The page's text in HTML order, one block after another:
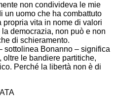
non condivideva le mie
un uomo che ha combattuto
propria vita in nome di valori
democrazia, non può e non
di schieramento.
sottolinea Bonanno – significa
le bandiere partitiche,
Perché la libertà non è di